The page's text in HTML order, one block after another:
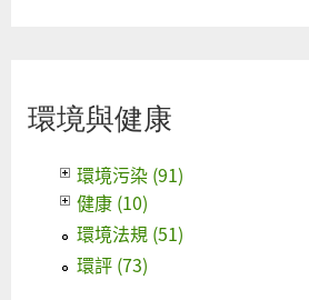
環境與健康
環境污染 (91)
健康 (10)
環境法規 (51)
環評 (73)